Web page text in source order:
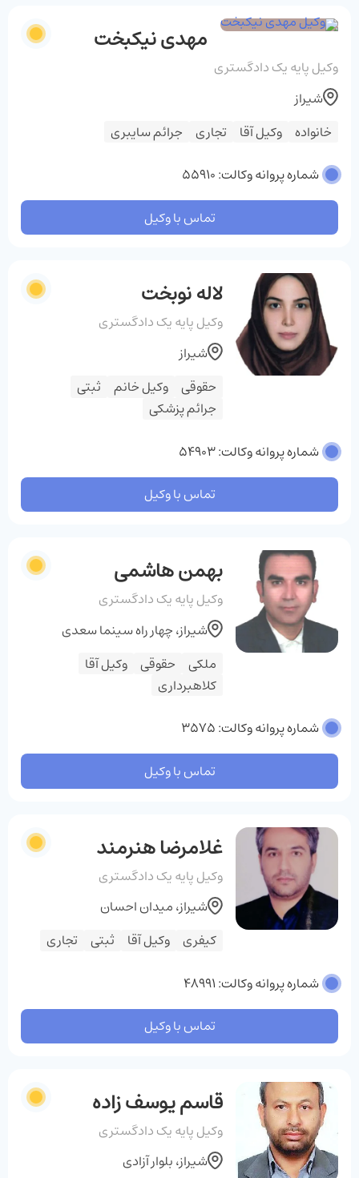
مهدی نیکبخت
وکیل پایه یک دادگستری
خانواده وکیل آقا تجاری جرائم سایبری
شیراز
شماره پروانه وکالت: 55910
تماس با وکیل
لاله نوبخت
وکیل پایه یک دادگستری
حقوقی وکیل خانم
ثبتی
جرائم پزشکی
شیراز
شماره پروانه وکالت: 54903
تماس با وکیل
بهمن هاشمی
وکیل پایه یک دادگستری
ملکی حقوقی وکیل آقا
کلاهبرداری
شیراز، چهار راه سینما سعدی
شماره پروانه وکالت: 3575
تماس با وکیل
غلامرضا هنرمند
وکیل پایه یک دادگستری
کیفری وکیل آقا ثبتی تجاری
شیراز، میدان احسان
شماره پروانه وکالت: 48991
تماس با وکیل
قاسم یوسف زاده
وکیل پایه یک دادگستری
شیراز، بلوار آزادی